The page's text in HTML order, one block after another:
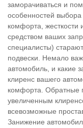
заморачиваться и
особенностей
комфорта, жесткости
средством ваших
специалисты)
подвески. Немало
автомобиль, и какие
клиренс вашего
комфорта. Обратные
увеличенным
всевозможные
Занижение